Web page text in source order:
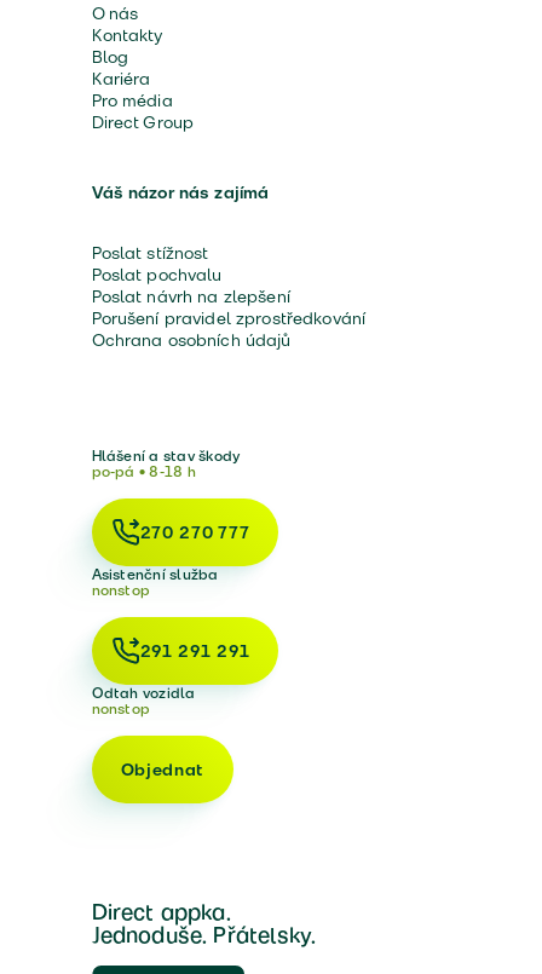
O nás
Kontakty
Blog
Kariéra
Pro média
Direct Group
Váš názor nás zajímá
Poslat stížnost
Poslat pochvalu
Poslat návrh na zlepšení
Porušení pravidel zprostředkování
Ochrana osobních údajů
Hlášení a stav škody
po-pá • 8-18 h
270 270 777
Asistenční služba
nonstop
291 291 291
Odtah vozidla
nonstop
Objednat
Direct appka.
Jednoduše. Přátelsky.